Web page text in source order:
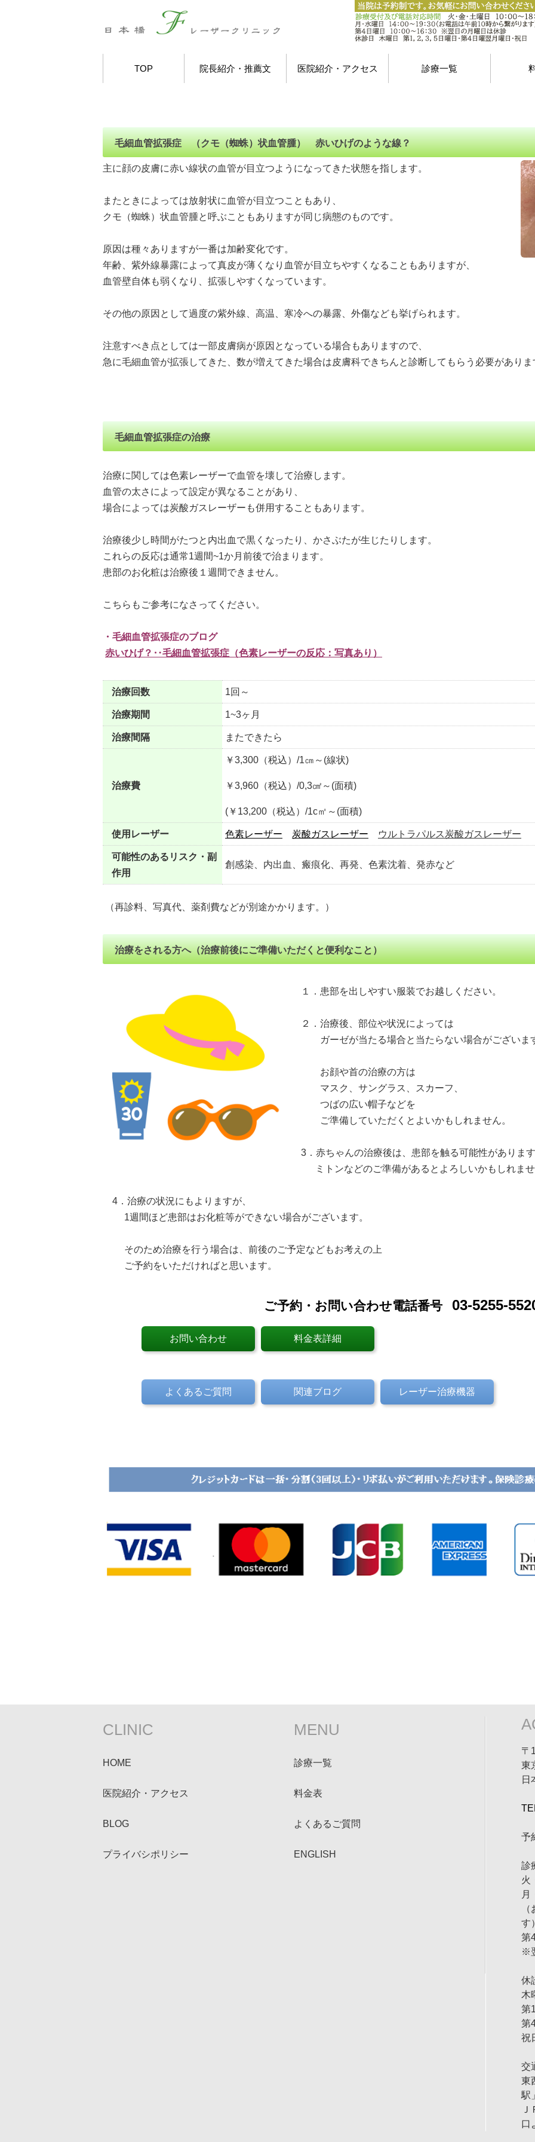
TOP 院長紹介・推薦文 医院紹介・アクセス 診療一覧
毛細血管拡張症 （クモ（蜘蛛）状血管腫） 赤いひげのような線？
主に顔の皮膚に赤い線状の血管が目立つようになってきた状態を指します。
またときによっては放射状に血管が目立つこともあり、
クモ（蜘蛛）状血管腫と呼ぶこともありますが同じ病態のものです。
原因は種々ありますが一番は加齢変化です。
年齢、紫外線暴露によって真皮が薄くなり血管が目立ちやすくなることもありますが、
血管壁自体も弱くなり、拡張しやすくなっています。
その他の原因として過度の紫外線、高温、寒冷への暴露、外傷なども挙げられます。
注意すべき点としては一部皮膚病が原因となっている場合もありますので、
急に毛細血管が拡張してきた、数が増えてきた場合は皮膚科できちんと診断してもらう必要がありま
毛細血管拡張症の治療
治療に関しては色素レーザーで血管を壊して治療します。
血管の太さによって設定が異なることがあり、
場合によっては炭酸ガスレーザーも併用することもあります。
治療後少し時間がたつと内出血で黒くなったり、かさぶたが生じたりします。
これらの反応は通常1週間~1か月前後で治まります。
患部のお化粧は治療後１週間できません。
こちらもご参考になさってください。
・毛細血管拡張症のブログ
赤いひげ？‥毛細血管拡張症（色素レーザーの反応：写真あり）
治療回数 1回～
治療期間 1~3ヶ月
治療間隔 またできたら
治療費
￥3,300（税込）/1㎝～(線状)
￥3,960（税込）/0,3㎠～(面積)
(￥13,200（税込）/1c㎡～(面積)
使用レーザー 色素レーザー 炭酸ガスレーザー ウルトラパルス炭酸ガスレーザー
可能性のあるリスク・副
作用
創感染、内出血、瘢痕化、再発、色素沈着、発赤など
（再診料、写真代、薬剤費などが別途かかります。）
治療をされる方へ（治療前後にご準備いただくと便利なこと）
１．患部を出しやすい服装でお越しください。
２．治療後、部位や状況によっては
ガーゼが当たる場合と当たらない場合がございま
お顔や首の治療の方は
マスク、サングラス、スカーフ、
つばの広い帽子などを
ご準備していただくとよいかもしれません。
3．赤ちゃんの治療後は、患部を触る可能性がありま
ミトンなどのご準備があるとよろしいかもしれま
4．治療の状況にもよりますが、
1週間ほど患部はお化粧等ができない場合がございます。
そのため治療を行う場合は、前後のご予定などもお考えの上
ご予約をいただければと思います。
ご予約・お問い合わせ電話番号 03-5255-
お問い合わせ 料金表詳細
よくあるご質問 関連ブログ レーザー治療機器
CLINIC
HOME
医院紹介・アクセス
BLOG
プライバシポリシー
MENU
診療一覧
料金表
よくあるご質問
ENGLISH
〒
東
日
予
診
火
月
す
第
※
木
第
第
祝
交
東
駅
口